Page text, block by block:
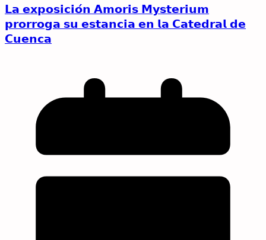
𝗟𝗮 𝗲𝘅𝗽𝗼𝘀𝗶𝗰𝗶𝗼́𝗻 𝗔𝗺𝗼𝗿𝗶𝘀 𝗠𝘆𝘀𝘁𝗲𝗿𝗶𝘂𝗺
𝗽𝗿𝗼𝗿𝗿𝗼𝗴𝗮 𝘀𝘂 𝗲𝘀𝘁𝗮𝗻𝗰𝗶𝗮 𝗲𝗻 𝗹𝗮 𝗖𝗮𝘁𝗲𝗱𝗿𝗮𝗹 𝗱𝗲
𝗖𝘂𝗲𝗻𝗰𝗮